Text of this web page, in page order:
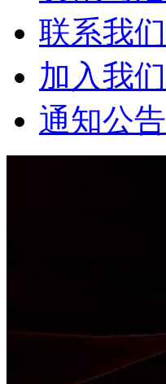
联系我们
加入我们
通知公告